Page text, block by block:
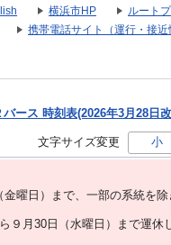
横浜市HP ルート
携帯電話サイト（運行・接近
バース 時刻表(2026年3月28日
文字サイズ変更 小
曜日）まで、⼀部の系統を
月30日（水曜日）まで運休